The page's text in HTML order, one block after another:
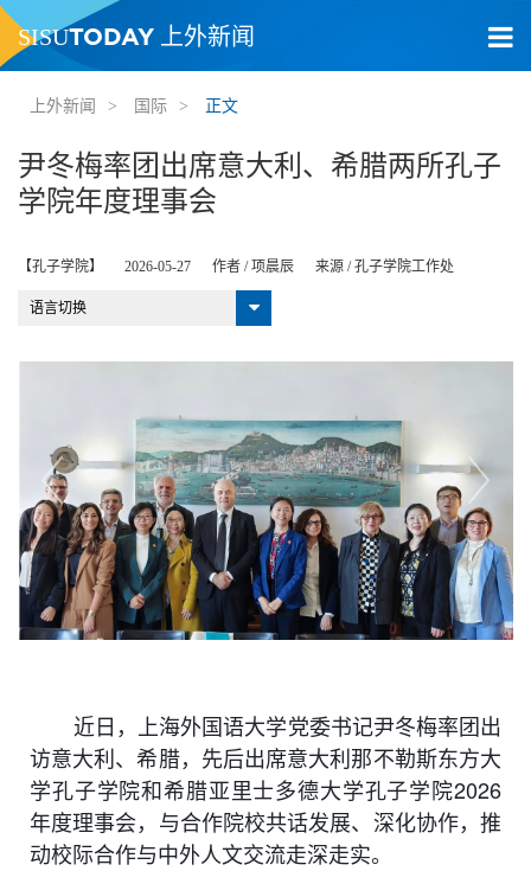
SISUTODAY 上外新闻
上外新闻 > 国际 > 正文
尹冬梅率团出席意大利、希腊两所孔子
学院年度理事会
【孔子学院】 2026-05-27 作者 /项晨辰 来源 /孔子学院工作处
语言切换
近日，上海外国语大学党委书记尹冬梅率团出
访意大利、希腊，先后出席意大利那不勒斯东方大
学孔子学院和希腊亚里士多德大学孔子学院2026
年度理事会，与合作院校共话发展、深化协作，推
动校际合作与中外人文交流走深走实。